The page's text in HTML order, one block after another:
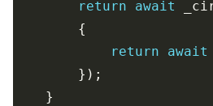
return
await
return
await